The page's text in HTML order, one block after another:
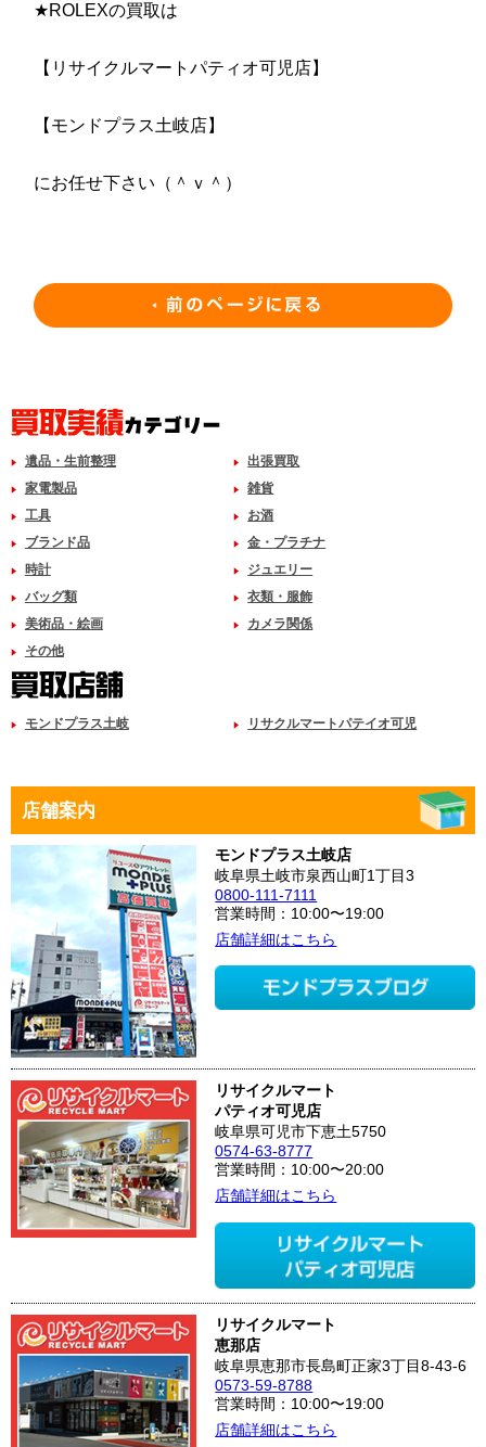
★ROLEXの買取は
【リサイクルマートパティオ可児店】
【モンドプラス土岐店】
にお任せ下さい（＾ｖ＾）
遺品・生前整理
出張買取
家電製品
雑貨
工具
お酒
ブランド品
金・プラチナ
時計
ジュエリー
バッグ類
衣類・服飾
美術品・絵画
カメラ関係
その他
モンドプラス土岐 リサクルマートパテイオ可児
店舗案内
モンドプラス土岐店
岐阜県土岐市泉西山町1丁目3
0800-111-7111
営業時間：10:00〜19:00
店舗詳細はこちら
リサイクルマート
パティオ可児店
岐阜県可児市下恵土5750
0574-63-8777
営業時間：10:00〜20:00
店舗詳細はこちら
リサイクルマート
恵那店
岐阜県恵那市長島町正家3丁目8-43-6
0573-59-8788
営業時間：10:00〜19:00
店舗詳細はこちら